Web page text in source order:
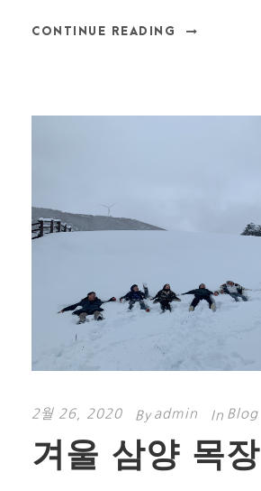
CONTINUE READING
2월 26, 2020 By admin In Blog
겨울 삼양 목장